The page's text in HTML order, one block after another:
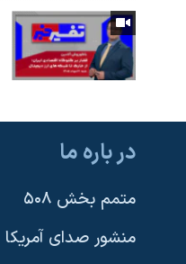
در باره ما
متمم بخش ۵۰۸
منشور صدای آمریکا